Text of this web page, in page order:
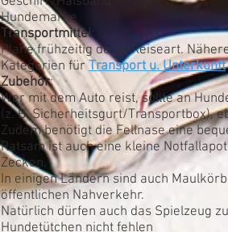
Hundemarke
Transportmittel:
Plane frühzeitig deine Reiseart.
Kategorien fürTransport u. Unterkunft
Zubehör:
Wer mit dem Auto reist, sollte an
(z. B. Sicherheitsgurt/Transportbox),
Zudem benötigt die Fellnase eine
Ratsam ist auch eine kleine
Zecken.
In einigen Ländern sind auch
öffentlichen Nahverkehr.
Natürlich dürfen auch das Spielzeug
Hundetütchen nicht fehlen